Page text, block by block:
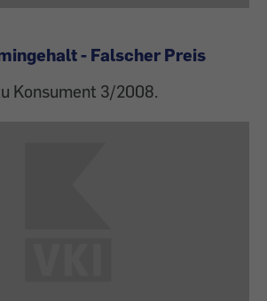
- Falscher Preis
Konsument 3/2008.